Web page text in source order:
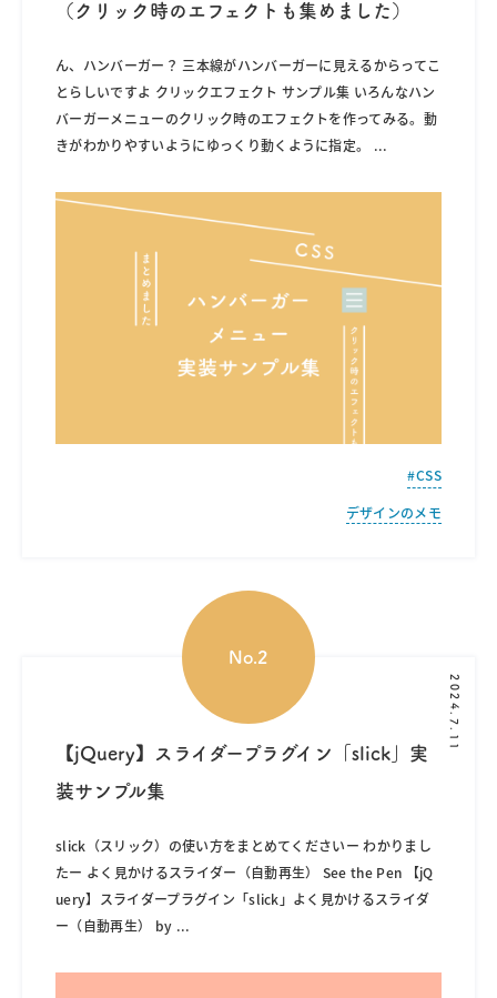
（クリック時のエフェクトも集めました）
ん、ハンバーガー？ 三本線がハンバーガーに見えるからってこ
とらしいですよ クリックエフェクト サンプル集 いろんなハン
バーガーメニューのクリック時のエフェクトを作ってみる。動
きがわかりやすいようにゆっくり動くように指定。
...
CSS
デザインのメモ
2024.7.11
【jQuery】スライダープラグイン「slick」実
装サンプル集
slick（スリック）の使い方をまとめてくださいー わかりまし
たー よく見かけるスライダー（自動再生） See the Pen 【jQ
uery】スライダープラグイン「slick」よく見かけるスライダ
ー（自動再生） by ...